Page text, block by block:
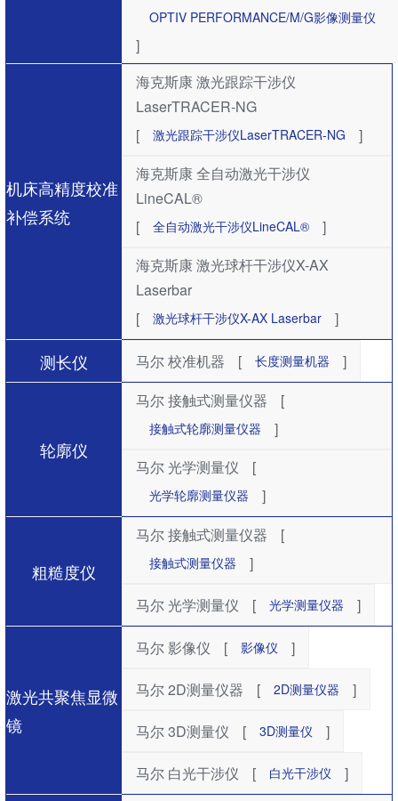
OPTIV PERFORMANCE/M/G影像测量仪
]
机床高精度校准
补偿系统
海克斯康 激光跟踪干涉仪
LaserTRACER-NG
[
激光跟踪干涉仪LaserTRACER-NG
]
海克斯康 全自动激光干涉仪
LineCAL®
[
全自动激光干涉仪LineCAL®
]
海克斯康 激光球杆干涉仪X-AX
Laserbar
[
激光球杆干涉仪X-AX Laserbar ]
测长仪 马尔 校准机器 [ 长度测量机器 ]
轮廓仪
马尔 接触式测量仪器 [
接触式轮廓测量仪器
]
马尔 光学测量仪
[
光学轮廓测量仪器 ]
粗糙度仪
马尔 接触式测量仪器 [
接触式测量仪器 ]
马尔 光学测量仪 [ 光学测量仪器 ]
激光共聚焦显微
镜
马尔 影像仪 [ 影像仪 ]
马尔 2D测量仪器 [ 2D测量仪器 ]
马尔 3D测量仪 [ 3D测量仪 ]
马尔 白光干涉仪 [ 白光干涉仪 ]